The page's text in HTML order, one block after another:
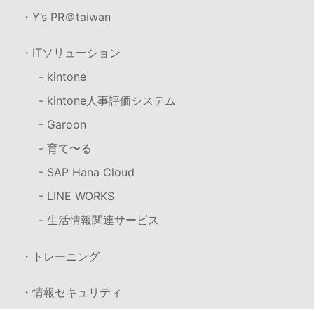
・Y’s PR＠taiwan
・ITソリューション
- kintone
- kintone人事評価システム
- Garoon
- 育て〜る
- SAP Hana Cloud
- LINE WORKS
- 生活情報関連サービス
・トレーニング
・情報セキュリティ